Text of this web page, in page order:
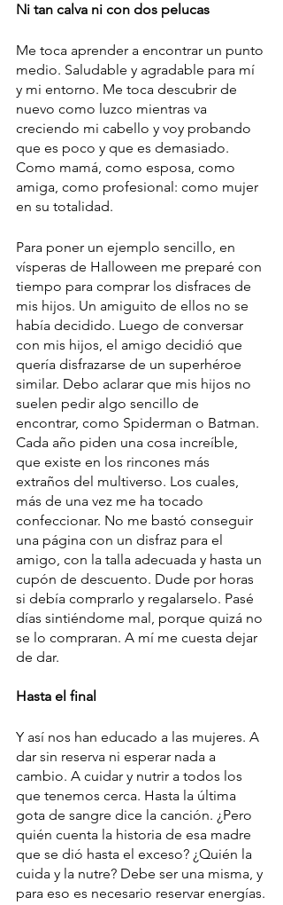
Ni tan calva ni con dos pelucas
Me toca aprender a encontrar un punto
medio. Saludable y agradable para mí
y mi entorno. Me toca descubrir de
nuevo como luzco mientras va
creciendo mi cabello y voy probando
que es poco y que es demasiado.
Como mamá, como esposa, como
amiga, como profesional: como mujer
en su totalidad.
Para poner un ejemplo sencillo, en
vísperas de Halloween me preparé con
tiempo para comprar los disfraces de
mis hijos. Un amiguito de ellos no se
había decidido. Luego de conversar
con mis hijos, el amigo decidió que
quería disfrazarse de un superhéroe
similar. Debo aclarar que mis hijos no
suelen pedir algo sencillo de
encontrar, como Spiderman o Batman.
Cada año piden una cosa increíble,
que existe en los rincones más
extraños del multiverso. Los cuales,
más de una vez me ha tocado
confeccionar. No me bastó conseguir
una página con un disfraz para el
amigo, con la talla adecuada y hasta un
cupón de descuento. Dude por horas
si debía comprarlo y regalarselo. Pasé
días sintiéndome mal, porque quizá no
se lo compraran. A mí me cuesta dejar
de dar.
Hasta el final
Y así nos han educado a las mujeres. A
dar sin reserva ni esperar nada a
cambio. A cuidar y nutrir a todos los
que tenemos cerca. Hasta la última
gota de sangre dice la canción. ¿Pero
quién cuenta la historia de esa madre
que se dió hasta el exceso? ¿Quién la
cuida y la nutre? Debe ser una misma, y
para eso es necesario reservar energías.